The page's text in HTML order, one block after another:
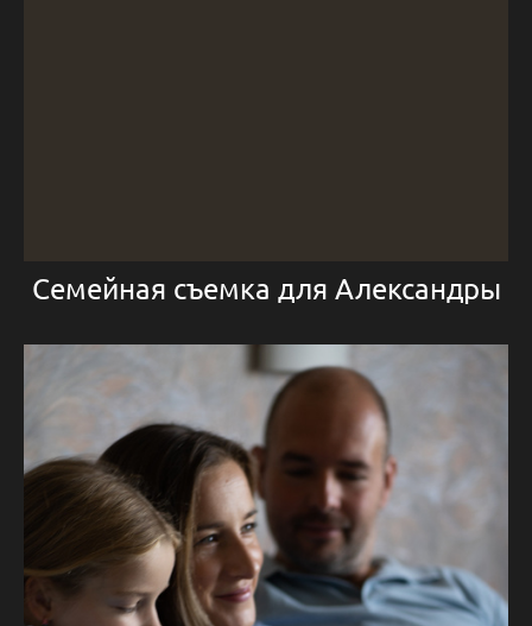
Семейная съемка для Александры